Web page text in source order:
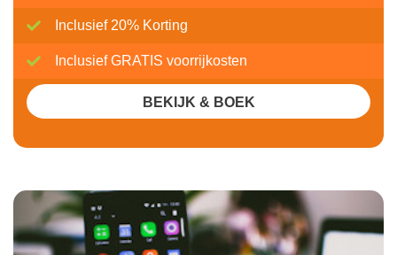
Inclusief 20% Korting
Inclusief GRATIS voorrijkosten
BEKIJK & BOEK